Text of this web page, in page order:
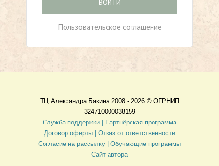
ВОЙТИ
Пользовательское соглашение
ТЦ Александра Бакина 2008 - 2026 © ОГРНИП
324710000038159
Служба поддержки |
Партнёрская программа
Договор оферты
| Отказ от ответственности
Согласие на рассылку | Обучающие программы
Сайт автора